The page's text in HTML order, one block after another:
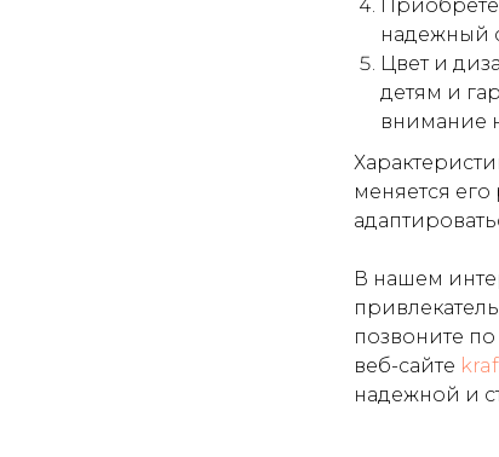
надежный
Цвет и
детям и
внимание
меняется
В нашем
позвоните
веб-сайте
надежной и